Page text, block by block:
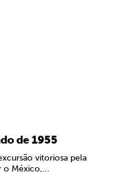
de 1955
vitoriosa pela
o México,...